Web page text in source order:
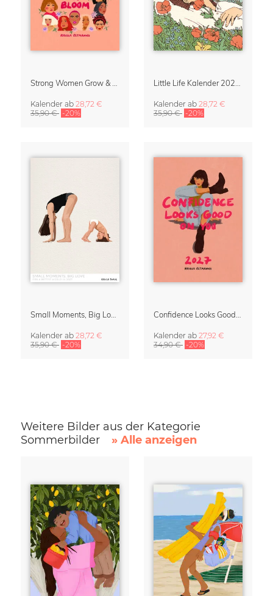
Kalender ab 28,72 €
35,90 € -20%
Kalender ab 28,72 €
35,90 € -20%
Kalender ab 28,72 €
35,90 € -20%
Kalender ab 27,92 €
34,90 € -20%
Weitere Bilder aus der Kategorie
Sommerbilder
» Alle anzeigen